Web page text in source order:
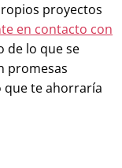
proyectos
en contacto con
de lo que se
promesas
que te ahorraría